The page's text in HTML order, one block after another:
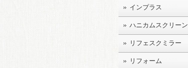
インプラス
ハニカムスクリーン
リフェスクミラー
リフォーム